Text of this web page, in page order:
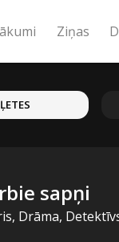
Ziņas
sapņi
Drāma,